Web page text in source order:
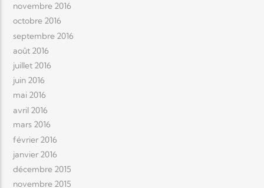
novembre 2016
octobre 2016
septembre 2016
août 2016
juillet 2016
juin 2016
mai 2016
avril 2016
mars 2016
février 2016
janvier 2016
décembre 2015
novembre 2015